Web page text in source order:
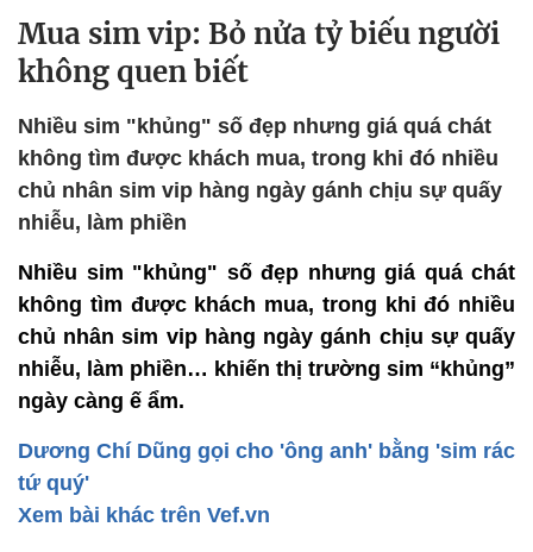
Mua sim vip: Bỏ nửa tỷ biếu người
không quen biết
Nhiều sim "khủng" số đẹp nhưng giá quá chát
không tìm được khách mua, trong khi đó nhiều
chủ nhân sim vip hàng ngày gánh chịu sự quấy
nhiễu, làm phiền
Nhiều sim "khủng" số đẹp nhưng giá quá chát
không tìm được khách mua, trong khi đó nhiều
chủ nhân sim vip hàng ngày gánh chịu sự quấy
nhiễu, làm phiền… khiến thị trường sim “khủng”
ngày càng ế ẩm.
Dương Chí Dũng gọi cho 'ông anh' bằng 'sim rác
tứ quý'
Xem bài khác trên Vef.vn